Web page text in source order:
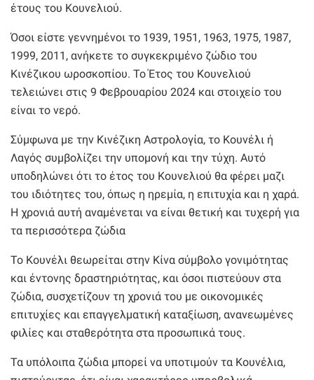
έτους του Κουνελιού.
Όσοι είστε γεννημένοι το 1939, 1951, 1963, 1975, 1987,
1999, 2011, ανήκετε το συγκεκριμένο ζώδιο του
Κινέζικου ωροσκοπίου. Το Έτος του Κουνελιού
τελειώνει στις 9 Φεβρουαρίου 2024 και στοιχείο του
είναι το νερό.
Σύμφωνα με την Κινέζικη Αστρολογία, το Κουνέλι ή
Λαγός συμβολίζει την υπομονή και την τύχη. Αυτό
υποδηλώνει ότι το έτος του Κουνελιού θα φέρει μαζι
του ιδιότητες του, όπως η ηρεμία, η επιτυχία και η χαρά.
Η χρονιά αυτή αναμένεται να είναι θετική και τυχερή για
τα περισσότερα ζώδια
Το Κουνέλι θεωρείται στην Κίνα σύμβολο γονιμότητας
και έντονης δραστηριότητας, και όσοι πιστεύουν στα
ζώδια, συσχετίζουν τη χρονιά του με οικονομικές
επιτυχίες και επαγγελματική καταξίωση, ανανεωμένες
φιλίες και σταθερότητα στα προσωπικά τους.
Τα υπόλοιπα ζώδια μπορεί να υποτιμούν τα Κουνέλια,